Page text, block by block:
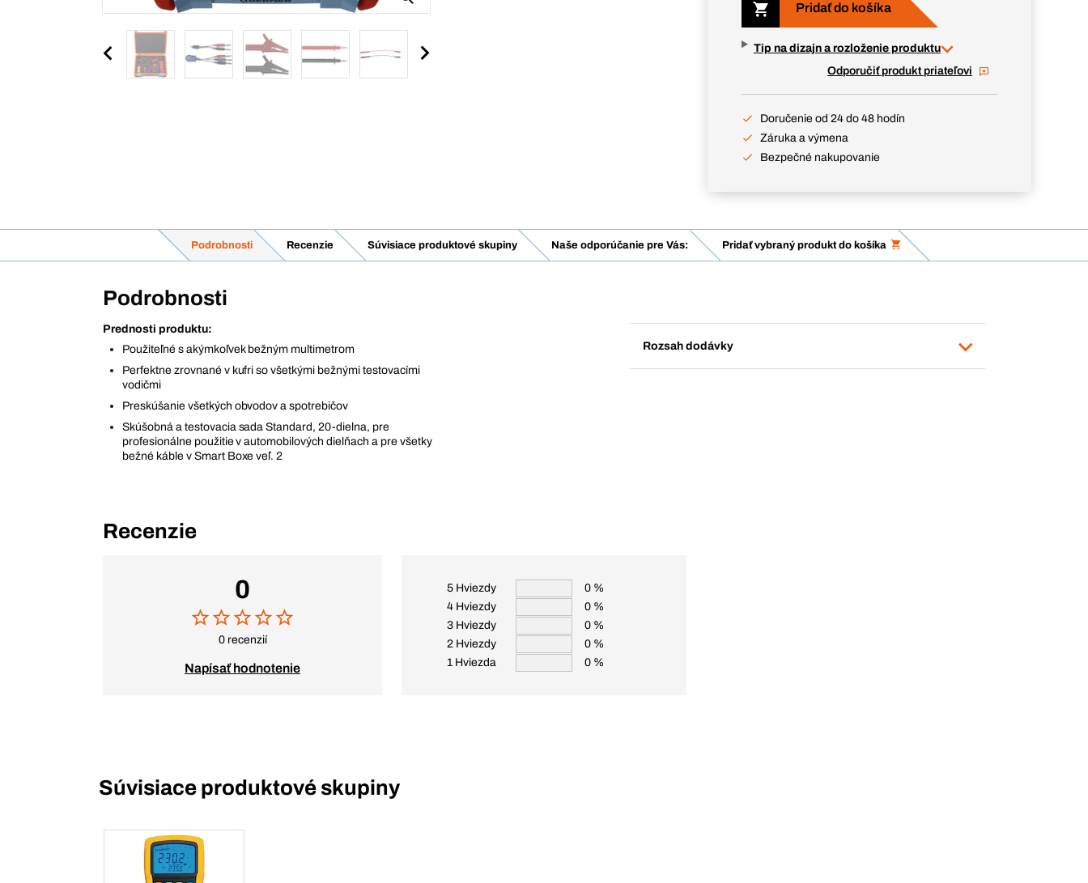
Pridať do košíka
Tip na dizajn a rozloženie produktu
Odporučiť produkt priateľovi
Doručenie od 24 do 48 hodín
Záruka a výmena
Bezpečné nakupovanie
Podrobnosti Recenzie Súvisiace produktové skupiny Naše odporúčanie pre Vás: Pridať vybraný produkt do košíka
Podrobnosti
Prednosti produktu:
Použiteľné s akýmkoľvek bežným multimetrom
Perfektne zrovnané v kufri so všetkými bežnými testovacími
vodičmi
Preskúšanie všetkých obvodov a spotrebičov
Skúšobná a testovacia sada Standard, 20-dielna, pre
profesionálne použitie v automobilových dielňach a pre všetky
bežné káble v Smart Boxe veľ. 2
Rozsah dodávky
Recenzie
0
0 recenzií
Napísať hodnotenie
5 Hviezdy
0 %
4 Hviezdy
0 %
3 Hviezdy
0 %
2 Hviezdy
0 %
1 Hviezda
0 %
Súvisiace produktové skupiny